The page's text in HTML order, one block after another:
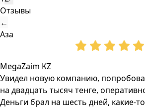
Отзывы
←
Аза
MegaZaim KZ
Увидел новую компанию,
на двадцать тысяч тенге,
Деньги брал на шесть дней, какие-